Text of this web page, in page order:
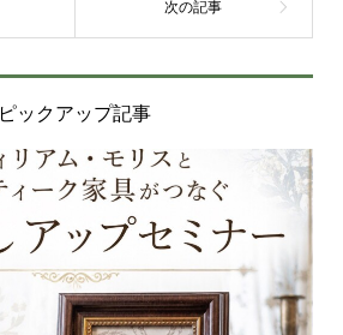
ピックアップ記事